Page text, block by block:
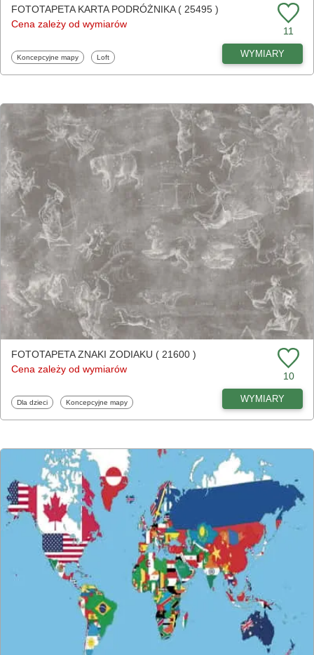
FOTOTAPETA KARTA PODRÓŻNIKA ( 25495 )
Cena zależy od wymiarów
11
Fototapety
Koncepcyjne mapy Fototapety
Loft WYMIARY
FOTOTAPETA ZNAKI ZODIAKU ( 21600 )
Cena zależy od wymiarów
10
Fototapety
Dla dzieci Fototapety
Koncepcyjne mapy WYMIARY